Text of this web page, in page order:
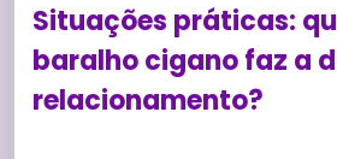
Situações práticas:
baralho cigano faz a
relacionamento?